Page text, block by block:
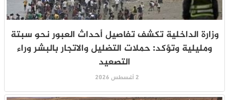
وزارة الداخلية تكشف تفاصيل أحداث العبور نحو سبتة
ومليلية وتؤكد: حملات التضليل والاتجار بالبشر وراء
التصعيد
2 أغسطس 2026